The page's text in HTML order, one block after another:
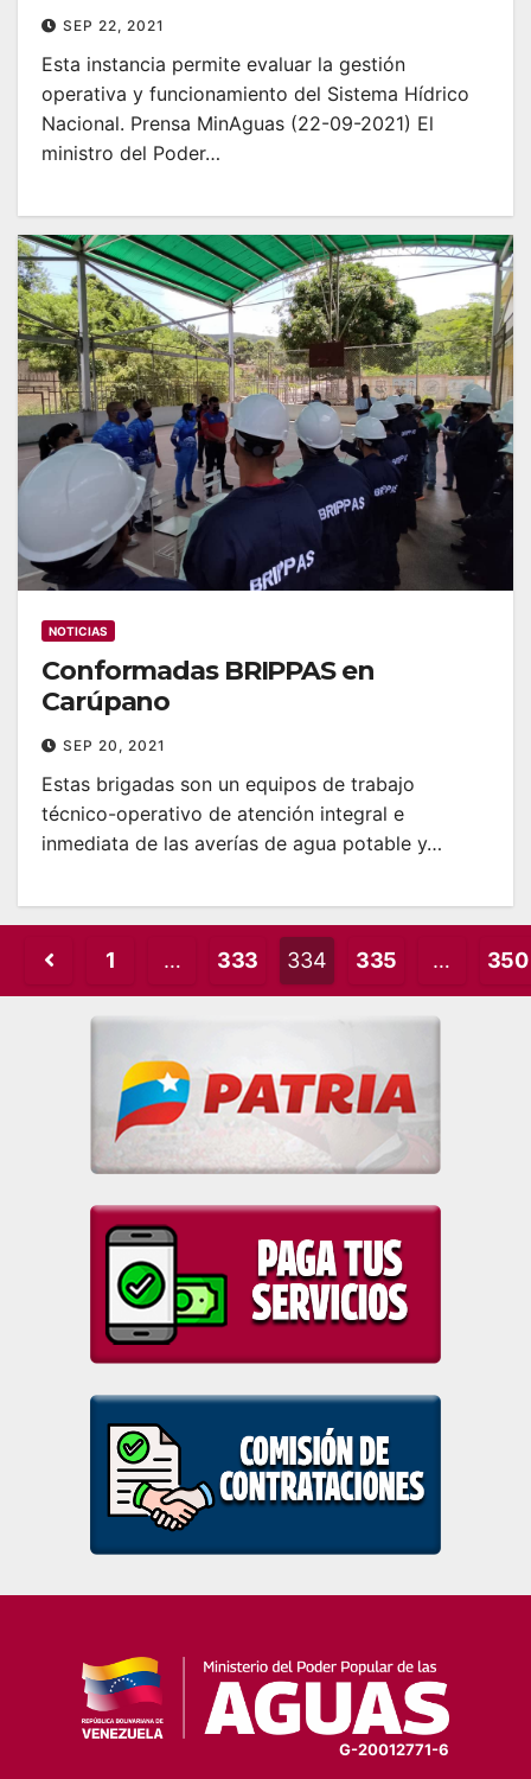
SEP 22, 2021
Esta instancia permite evaluar la gestión
operativa y funcionamiento del Sistema Hídrico
Nacional. Prensa MinAguas (22-09-2021) El
ministro del Poder…
NOTICIAS
Conformadas BRIPPAS en
Carúpano
SEP 20, 2021
Estas brigadas son un equipos de trabajo
técnico-operativo de atención integral e
inmediata de las averías de agua potable y…
Posts
pagination
1 … 333 334 335 … 350
G-20012771-6